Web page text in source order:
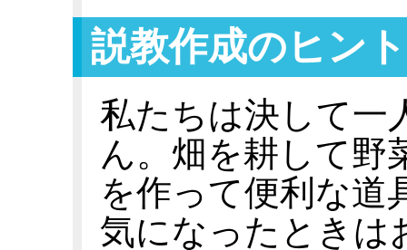
説教作成のヒント
私たちは決して一
ん。畑を耕して野
を作って便利な道
気になったときは